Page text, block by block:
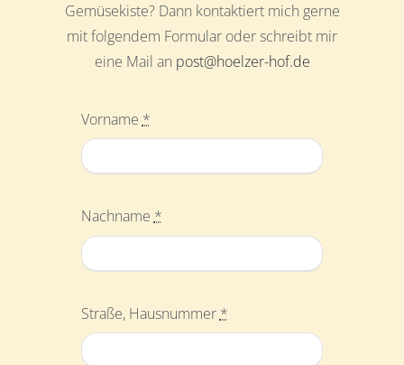
Gemüsekiste? Dann kontaktiert mich gerne
mit folgendem Formular oder schreibt mir
eine Mail an post@hoelzer-hof.de
Vorname *
Nachname*
Straße, Hausnummer *